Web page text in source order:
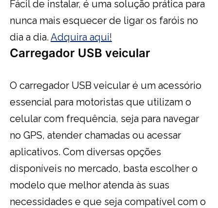
Fácil de instalar, é uma solução prática para
nunca mais esquecer de ligar os faróis no
dia a dia.Adquira aqui!
Carregador USB veicular
O carregador USB veicular é um acessório
essencial para motoristas que utilizam o
celular com frequência, seja para navegar
no GPS, atender chamadas ou acessar
aplicativos. Com diversas opções
disponíveis no mercado, basta escolher o
modelo que melhor atenda às suas
necessidades e que seja compatível com o